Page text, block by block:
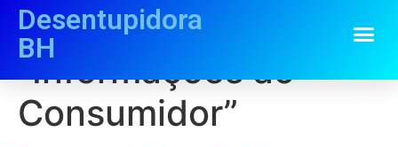
Desentupidora
BH
Categoria:
“Informações ao
Consumidor”